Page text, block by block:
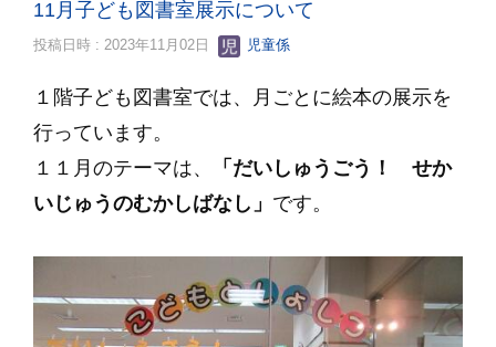
11月子ども図書室展示について
投稿日時 : 2023年11月02日 児童係
１階子ども図書室では、月ごとに絵本の展示を
行っています。
１１月のテーマは、
「だいしゅうごう！ せか
いじゅうのむかしばなし」 です。